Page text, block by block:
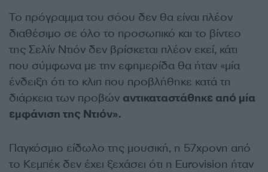
Το πρόγραμμα του σόου δεν θα είναι πλέον
διαθέσιμο σε όλο το προσωπικό και το βίντεο
της Σελίν Ντιόν δεν βρίσκεται πλέον εκεί, κάτι
που σύμφωνα με την εφημερίδα θα ήταν «μία
ένδειξη ότι το κλιπ που προβλήθηκε κατά τη
διάρκεια των προβών αντικαταστάθηκε από μία
εμφάνιση της Ντιόν».
Παγκόσμιο είδωλο της μουσική, η 57χρονη από
το Κεμπέκ δεν έχει ξεχάσει ότι η Eurovision ήταν